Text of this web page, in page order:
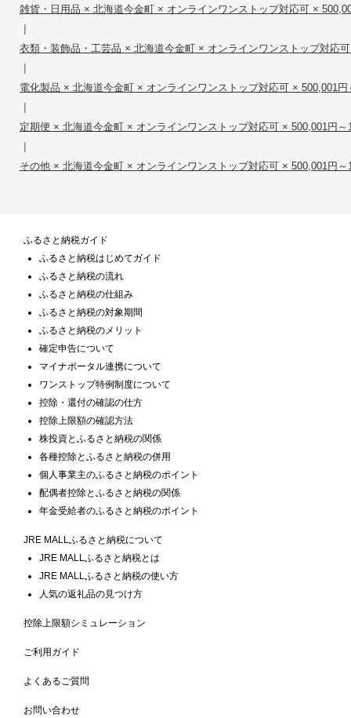
雑貨・日用品 × 北海道今金町 × オンラインワンストップ対応可 ×
|
衣類・装飾品・工芸品 × 北海道今金町 × オンラインワンストップ対応
|
電化製品 × 北海道今金町 × オンラインワンストップ対応可 × 500,001円
|
定期便 × 北海道今金町 × オンラインワンストップ対応可 × 500,001円～
|
その他 × 北海道今金町 × オンラインワンストップ対応可 × 500,001円～
ふるさと納税ガイド
ふるさと納税はじめてガイド
ふるさと納税の流れ
ふるさと納税の仕組み
ふるさと納税の対象期間
ふるさと納税のメリット
確定申告について
マイナポータル連携について
ワンストップ特例制度について
控除・還付の確認の仕方
控除上限額の確認方法
株投資とふるさと納税の関係
各種控除とふるさと納税の併用
個人事業主のふるさと納税のポイント
配偶者控除とふるさと納税の関係
年金受給者のふるさと納税のポイント
JRE MALLふるさと納税について
JRE MALLふるさと納税とは
JRE MALLふるさと納税の使い方
人気の返礼品の見つけ方
控除上限額シミュレーション
ご利用ガイド
よくあるご質問
お問い合わせ